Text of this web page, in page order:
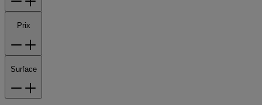
Prix
Surface